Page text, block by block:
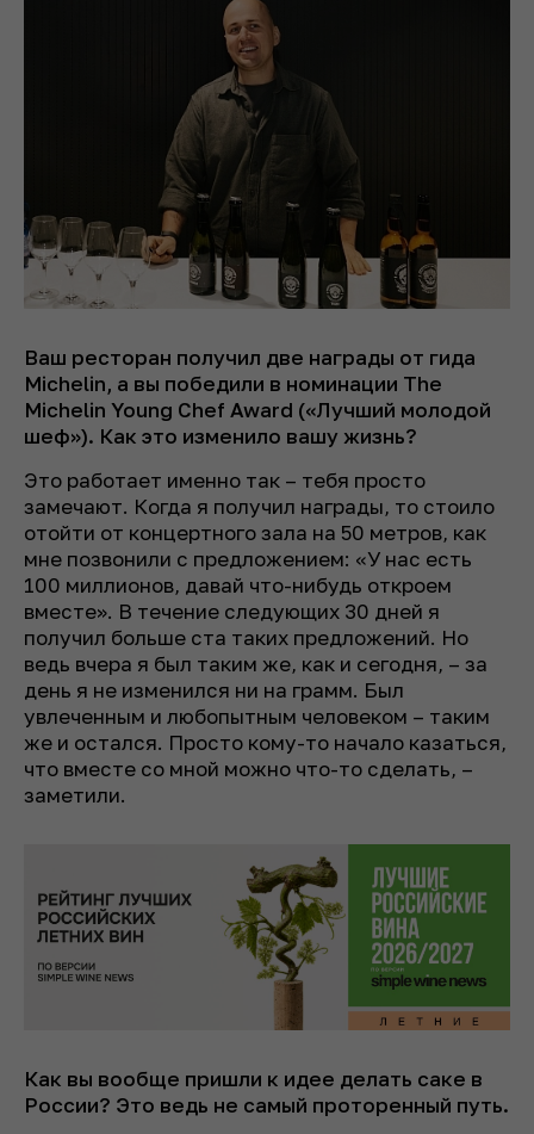
Ваш ресторан получил две награды от гида
Michelin, а вы победили в номинации The
Michelin Young Chef Award («Лучший молодой
шеф»). Как это изменило вашу жизнь?
Это работает именно так – тебя просто
замечают. Когда я получил награды, то стоило
отойти от концертного зала на 50 метров, как
мне позвонили с предложением: «У нас есть
100 миллионов, давай что-нибудь откроем
вместе». В течение следующих 30 дней я
получил больше ста таких предложений. Но
ведь вчера я был таким же, как и сегодня, – за
день я не изменился ни на грамм. Был
увлеченным и любопытным человеком – таким
же и остался. Просто кому-то начало казаться,
что вместе со мной можно что-то сделать, –
заметили.
Как вы вообще пришли к идее делать саке в
России? Это ведь не самый проторенный путь.